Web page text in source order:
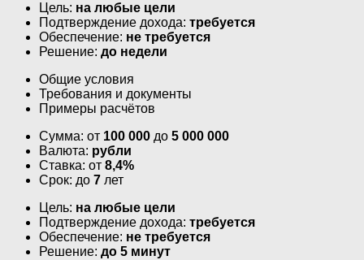
Цель: на любые цели
Подтверждение дохода: требуется
Обеспечение: не требуется
Решение: до недели
Общие условия
Требования и документы
Примеры расчётов
Сумма: от 100 000 до 5 000 000
Валюта: рубли
Ставка: от 8,4%
Срок: до 7 лет
Цель: на любые цели
Подтверждение дохода: требуется
Обеспечение: не требуется
Решение: до 5 минут